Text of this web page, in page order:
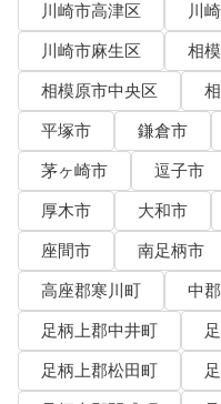
川崎市高津区
川
川崎市麻生区
相
相模原市中央区
平塚市
鎌倉市
茅ヶ崎市
逗子市
厚木市
大和市
座間市
南足柄市
高座郡寒川町
中
足柄上郡中井町
足柄上郡松田町